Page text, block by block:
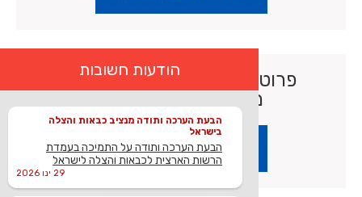
הודעות חשובות
הבעת הערכה ותודה מנציב כבאות והצלה
בישראל
הבעת הערכה ותודה על התמיכה בעמדת
הרשות הארצית לכבאות והצלה לישראל
29 ינו 2026
פרוטוקול פורום חוקרי שריפות
מתאריך 28.10.2019
להורדה וצפייה לחצו